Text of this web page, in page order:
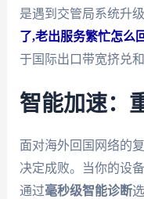
是遇到交管局系统升级
了,老出服务繁忙怎么
于国际出口带宽挤兑
智能加速：
面对海外回国网络的
决定成败。当你的设
通过毫秒级智能诊断